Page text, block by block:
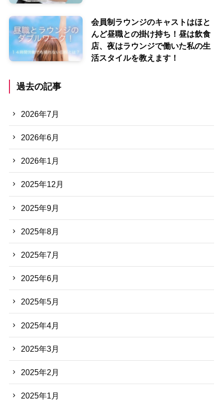
会員制ラウンジのキャストはほと
んど昼職との掛け持ち！昼は飲食
店、夜はラウンジで働いた私の生
活スタイルを教えます！
過去の記事
2026年7月
2026年6月
2026年1月
2025年12月
2025年9月
2025年8月
2025年7月
2025年6月
2025年5月
2025年4月
2025年3月
2025年2月
2025年1月